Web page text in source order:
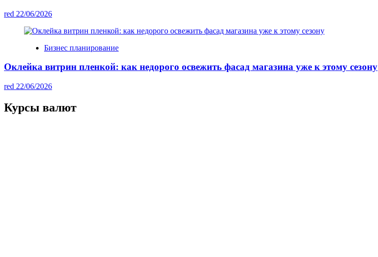
red 22/06/2026
Бизнес планирование
Оклейка витрин пленкой: как недорого освежить фасад магазина уже к этому сезону
red 22/06/2026
Курсы валют